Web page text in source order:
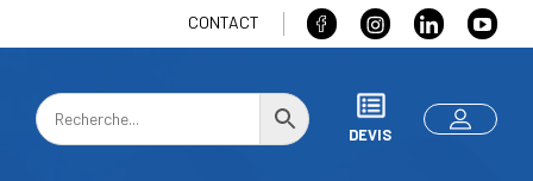
CONTACT
DEVIS